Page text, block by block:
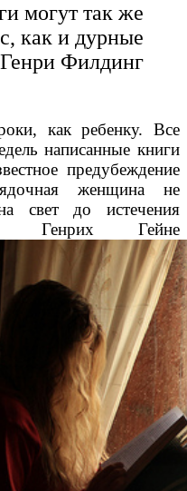
могут так же
как и дурные
Филдинг
как ребенку. Все
написанные книги
предубеждение
женщина не
свет до истечения
Генрих Гейне